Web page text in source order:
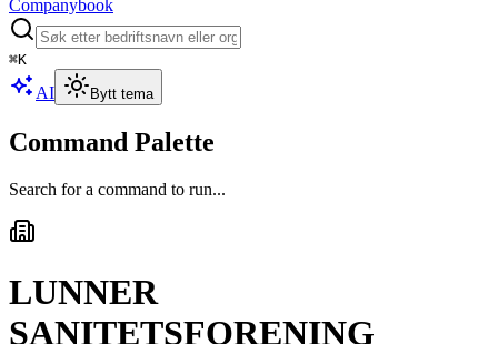
Companybook
⌘K
AI Bytt tema
Command Palette
Search for a command to run...
LUNNER
SANITETSFORENING